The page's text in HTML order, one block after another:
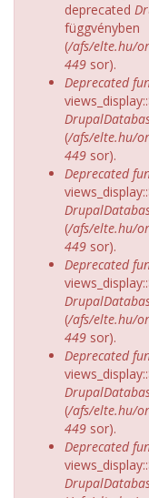
deprecated
függvényben
(/afs/elte.hu/
449 sor).
Deprecated
(/afs/elte.hu/
449 sor).
Deprecated
(/afs/elte.hu/
449 sor).
Deprecated
(/afs/elte.hu/
449 sor).
Deprecated
(/afs/elte.hu/
449 sor).
Deprecated